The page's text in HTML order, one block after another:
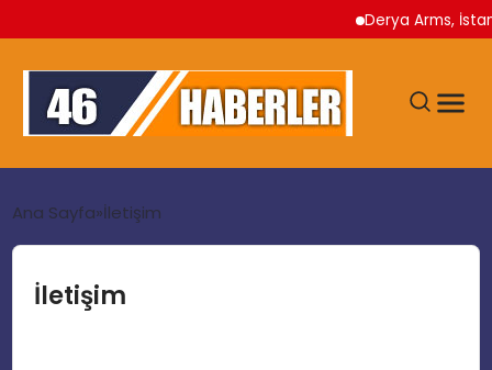
Derya Arms,
Ana Sayfa İletişim
İletişim